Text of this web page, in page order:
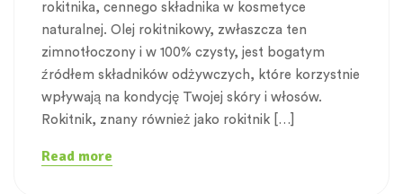
rokitnika, cennego składnika w kosmetyce
naturalnej. Olej rokitnikowy, zwłaszcza ten
zimnotłoczony i w 100% czysty, jest bogatym
źródłem składników odżywczych, które korzystnie
wpływają na kondycję Twojej skóry i włosów.
Rokitnik, znany również jako rokitnik […]
Read more